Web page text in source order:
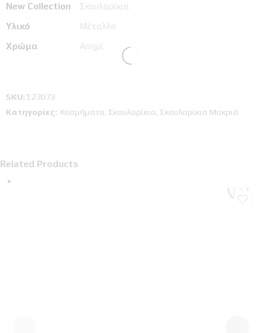
New Collection
Σκουλαρίκια
Υλικό
Μέταλλο
Χρώμα
Ασημί
SKU: Σ23073
Κατηγορίες: Κοσμήματα Σκουλαρίκια Σκουλαρίκια Μακριά
Related Products